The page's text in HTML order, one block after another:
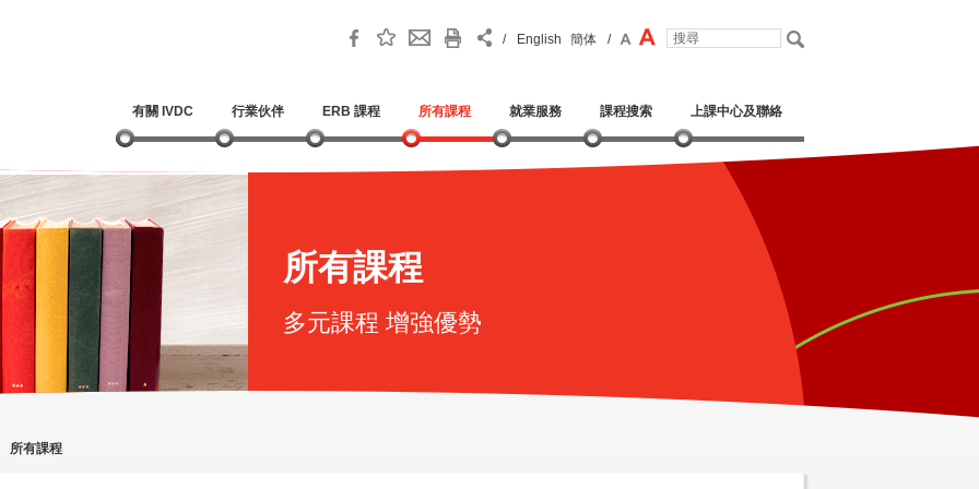
/ English 簡体 /
有關 IVDC 行業伙伴 ERB 課程 所有課程 就業服務 課程搜索 上課中心及聯絡
所有課程
多元課程 增強優勢
所有課程